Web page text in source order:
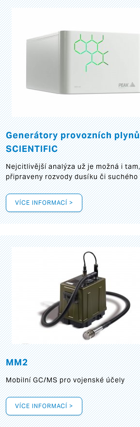
Generátory provozních
SCIENTIFIC
Nejcitlivější analýza už je možná i
připraveny rozvody dusíku či
VÍCE INFORMACÍ >
MM2
Mobilní GC/MS pro vojenské účely
VÍCE INFORMACÍ >